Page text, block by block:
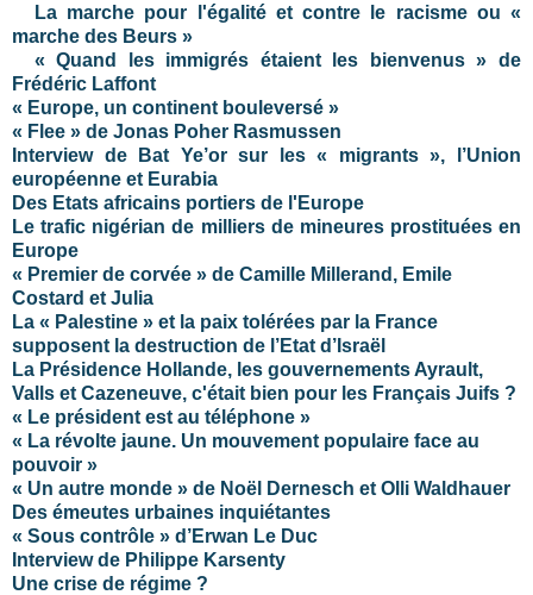
La marche pour l'égalité et contre le racisme ou «
marche des Beurs »
« Quand les immigrés étaient les bienvenus » de
Frédéric Laffont
« Europe, un continent bouleversé »
« Flee » de Jonas Poher Rasmussen
Interview de Bat Ye’or sur les « migrants », l’Union
européenne et Eurabia
Des Etats africains portiers de l'Europe
Le trafic nigérian de milliers de mineures prostituées en
Europe
« Premier de corvée » de Camille Millerand, Emile
Costard et Julia
La « Palestine » et la paix tolérées par la France
supposent la destruction de l’Etat d’Israël
La Présidence Hollande, les gouvernements Ayrault,
Valls et Cazeneuve, c'était bien pour les Français Juifs ?
« Le président est au téléphone »
« La révolte jaune. Un mouvement populaire face au
pouvoir »
« Un autre monde » de Noël Dernesch et Olli Waldhauer
Des émeutes urbaines inquiétantes
« Sous contrôle » d’Erwan Le Duc
Interview de Philippe Karsenty
Une crise de régime ?